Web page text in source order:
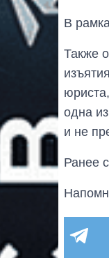
В
Также
одна
и не
Ранее